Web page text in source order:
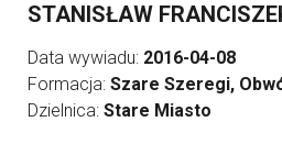
STANISŁAW
Data wywiadu: 2016-04-08
Formacja: Szare Szeregi,
Dzielnica: Stare Miasto